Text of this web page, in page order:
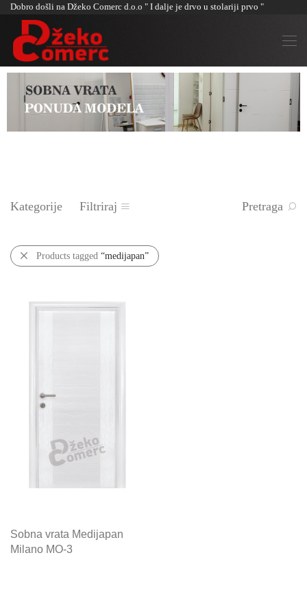
Dobro došli na Džeko Comerc d.o.o " I dalje je drvo u stolariji prvo "
Kategorije Filtriraj Pretraga
Products tagged “medijapan”
Sobna vrata Medijapan
Milano MO-3